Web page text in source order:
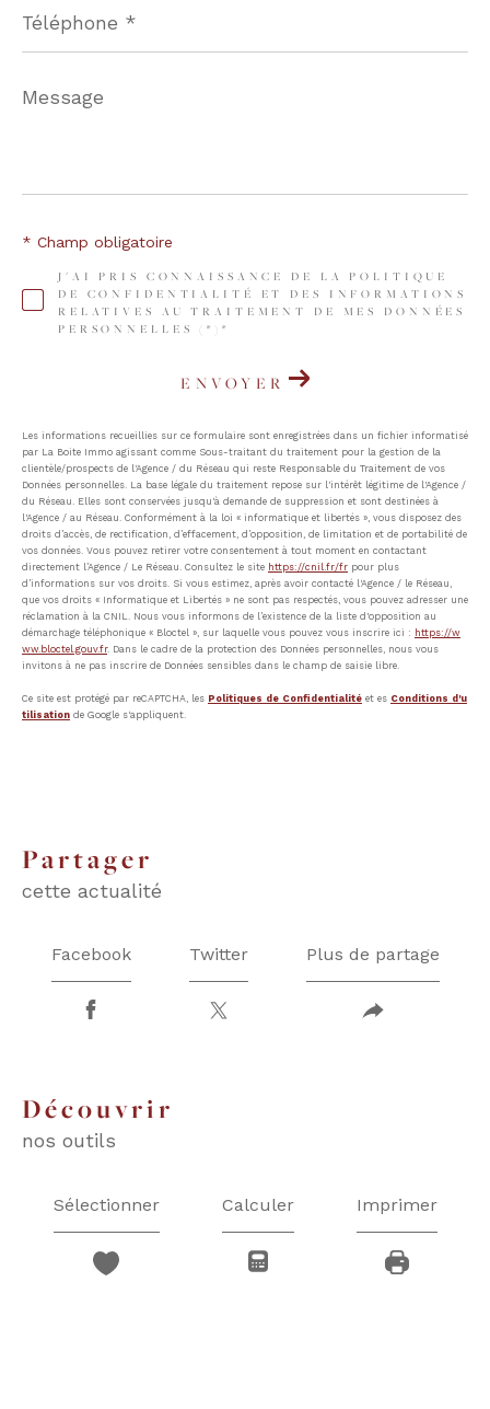
*
Message
*
J'AI PRIS CONNAISSANCE DE LA POLITIQUE
DE CONFIDENTIALITÉ ET DES INFORMATIONS
RELATIVES AU TRAITEMENT DE MES DONNÉES
PERSONNELLES (*)*
* Champ obligatoire
ENVOYER
Les informations recueillies sur ce formulaire sont enregistrées dans un fichier informatisé
par La Boite Immo agissant comme Sous-traitant du traitement pour la gestion de la
clientèle/prospects de l'Agence / du Réseau qui reste Responsable du Traitement de vos
Données personnelles. La base légale du traitement repose sur l'intérêt légitime de l'Agence /
du Réseau. Elles sont conservées jusqu'à demande de suppression et sont destinées à
l'Agence / au Réseau. Conformément à la loi « informatique et libertés », vous disposez des
droits d’accès, de rectification, d’effacement, d’opposition, de limitation et de portabilité de
vos données. Vous pouvez retirer votre consentement à tout moment en contactant
directement l’Agence / Le Réseau. Consultez le site https://cnil.fr/fr pour plus
d’informations sur vos droits. Si vous estimez, après avoir contacté l'Agence / le Réseau,
que vos droits « Informatique et Libertés » ne sont pas respectés, vous pouvez adresser une
réclamation à la CNIL. Nous vous informons de l’existence de la liste d'opposition au
démarchage téléphonique « Bloctel », sur laquelle vous pouvez vous inscrire ici : https://w
ww.bloctel.gouv.fr. Dans le cadre de la protection des Données personnelles, nous vous
invitons à ne pas inscrire de Données sensibles dans le champ de saisie libre.
Ce site est protégé par reCAPTCHA, les Politiques de Confidentialité et es Conditions d'u
tilisation de Google s'appliquent.
partager
cette actualité
Facebook Twitter Plus de partage
découvrir
nos outils
Sélectionner Calculer Imprimer